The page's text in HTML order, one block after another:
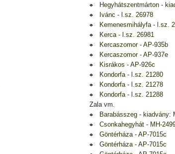
Hegyhátszentmárton -
Ivánc - l.sz. 26978
Kemenesmihályfa - l.sz.
Kerca - l.sz. 26981
Kercaszomor - AP-935b
Kercaszomor - AP-937e
Kisrákos - AP-926c
Kondorfa - l.sz. 21280
Kondorfa - l.sz. 21278
Kondorfa - l.sz. 21288
Zala vm.
Barabásszeg - kiadvány:
Csonkahegyhát - MH-
Göntérháza - AP-7015c
Göntérháza - AP-7015c